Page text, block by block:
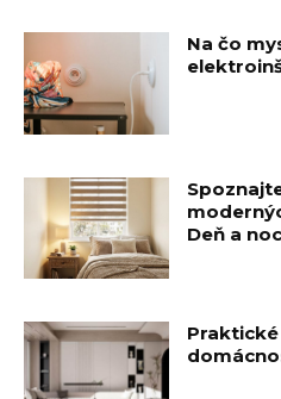
Na čo
Deň a